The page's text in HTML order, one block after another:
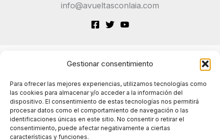
Gestionar consentimiento
Para ofrecer las mejores experiencias, utilizamos tecnologías como
las cookies para almacenar y/o acceder a la información del
dispositivo. El consentimiento de estas tecnologías nos permitirá
procesar datos como el comportamiento de navegación o las
identificaciones únicas en este sitio. No consentir o retirar el
consentimiento, puede afectar negativamente a ciertas
características y funciones.
info@avueltasconlaia.com
Políticas de cookies